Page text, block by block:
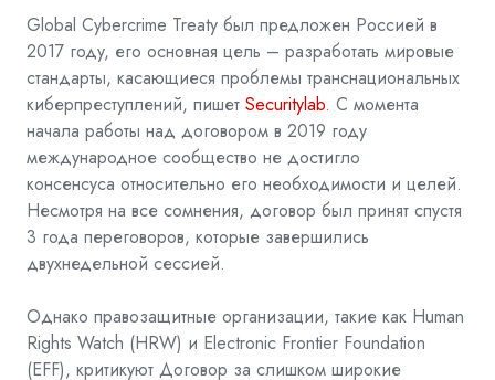
Global Cybercrime Treaty был предложен Россией в
2017 году, его основная цель – разработать мировые
стандарты, касающиеся проблемы транснациональных
киберпреступлений, пишет Securitylab. С момента
начала работы над договором в 2019 году
международное сообщество не достигло
консенсуса относительно его необходимости и целей.
Несмотря на все сомнения, договор был принят спустя
3 года переговоров, которые завершились
двухнедельной сессией.
Однако правозащитные организации, такие как Human
Rights Watch (HRW) и Electronic Frontier Foundation
(EFF), критикуют Договор за слишком широкие